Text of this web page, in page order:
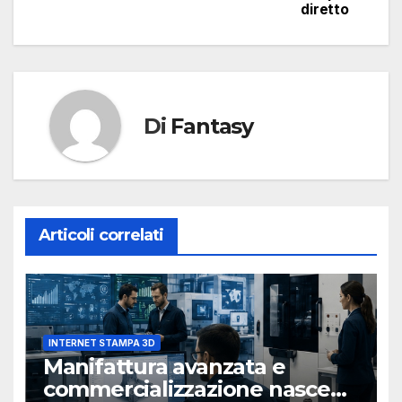
diretto
Di Fantasy
Articoli correlati
INTERNET STAMPA 3D
Manifattura avanzata e
commercializzazione nasce